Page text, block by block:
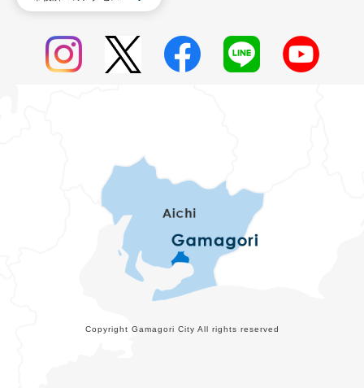
Copyright Gamagori City All rights reserved